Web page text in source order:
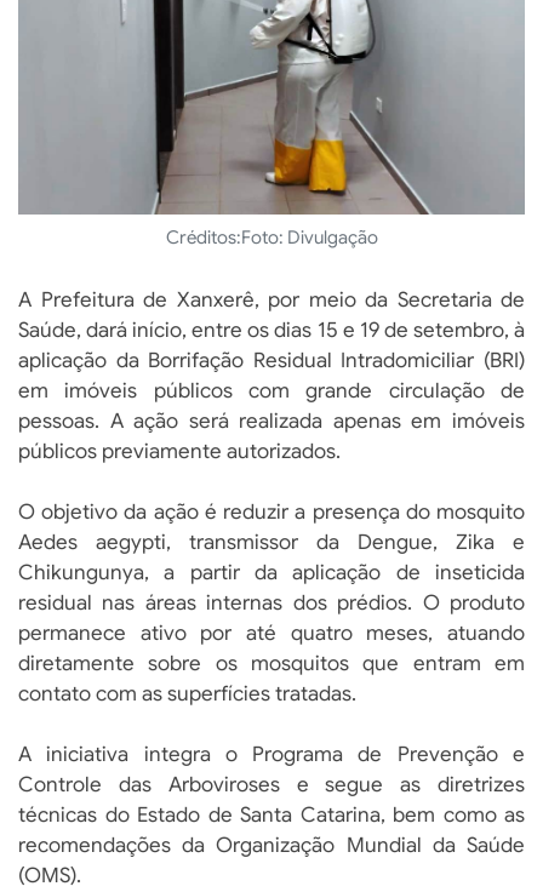
Créditos:Foto: Divulgação
A Prefeitura de Xanxerê, por meio da Secretaria de
Saúde, dará início, entre os dias 15 e 19 de setembro, à
aplicação da Borrifação Residual Intradomiciliar (BRI)
em imóveis públicos com grande circulação de
pessoas. A ação será realizada apenas em imóveis
públicos previamente autorizados.
O objetivo da ação é reduzir a presença do mosquito
Aedes aegypti, transmissor da Dengue, Zika e
Chikungunya, a partir da aplicação de inseticida
residual nas áreas internas dos prédios. O produto
permanece ativo por até quatro meses, atuando
diretamente sobre os mosquitos que entram em
contato com as superfícies tratadas.
A iniciativa integra o Programa de Prevenção e
Controle das Arboviroses e segue as diretrizes
técnicas do Estado de Santa Catarina, bem como as
recomendações da Organização Mundial da Saúde
(OMS).